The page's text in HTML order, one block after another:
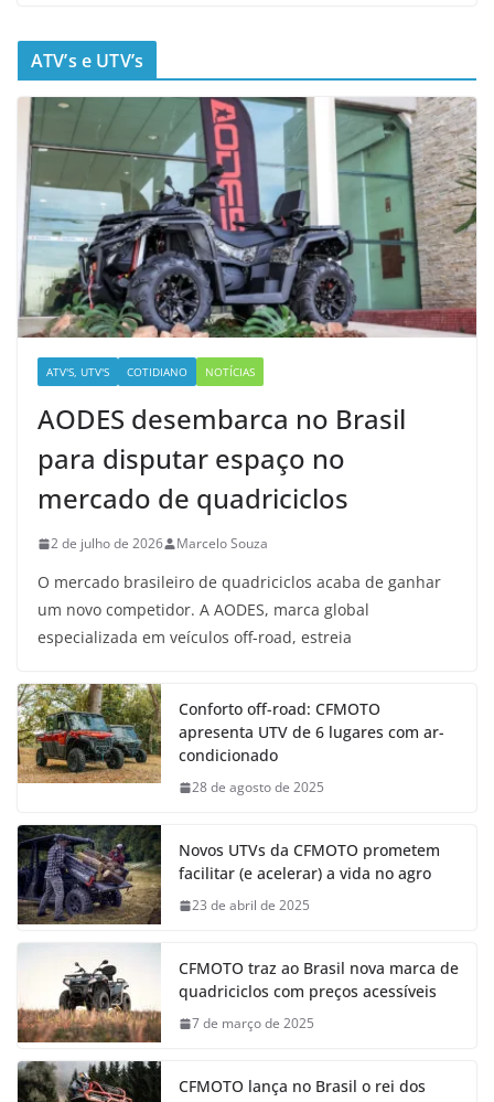
ATV’s e UTV’s
ATV'S, UTV'S COTIDIANO NOTÍCIAS
AODES desembarca no Brasil
para disputar espaço no
mercado de quadriciclos
2 de julho de 2026 Marcelo Souza
O mercado brasileiro de quadriciclos acaba de ganhar
um novo competidor. A AODES, marca global
especializada em veículos off-road, estreia
Conforto off-road: CFMOTO
apresenta UTV de 6 lugares com ar-
condicionado
28 de agosto de 2025
Novos UTVs da CFMOTO prometem
facilitar (e acelerar) a vida no agro
23 de abril de 2025
CFMOTO traz ao Brasil nova marca de
quadriciclos com preços acessíveis
7 de março de 2025
CFMOTO lança no Brasil o rei dos